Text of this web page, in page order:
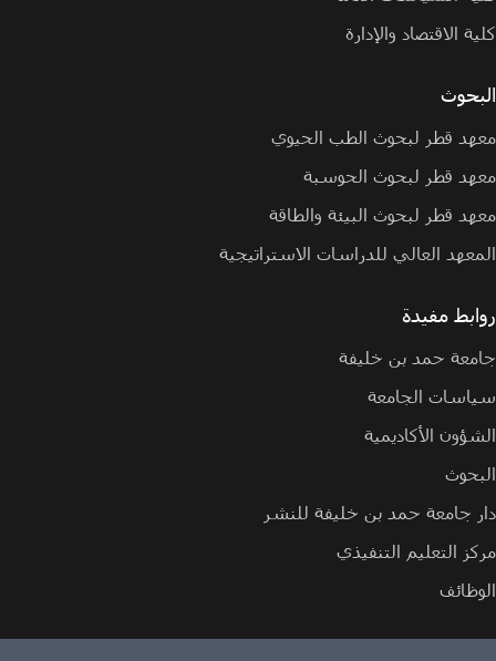
كلية الاقتصاد والإدارة
البحوث
معهد قطر لبحوث الطب الحيوي
معهد قطر لبحوث الحوسبة
معهد قطر لبحوث البيئة والطاقة
المعهد العالي للدراسات الاستراتيجية
روابط مفيدة
جامعة حمد بن خليفة
سياسات الجامعة
الشؤون الأكاديمية
البحوث
دار جامعة حمد بن خليفة للنشر
مركز التعليم التنفيذي
الوظائف